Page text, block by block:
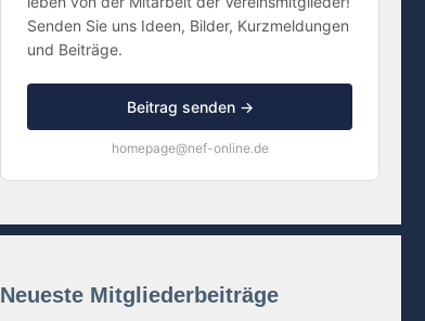
Senden Sie uns Ideen, Bilder, Kurzmeldungen
und Beiträge.
Beitrag senden →
homepage@nef-online.de
Neueste Mitgliederbeiträge